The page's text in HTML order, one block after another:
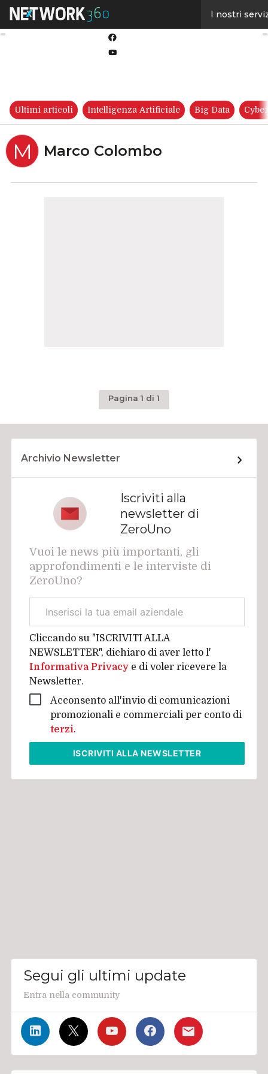
I nostri
Ultimi articoli Intelligenza Artificiale Big Data
M Marco Colombo
Pagina 1 di 1
Archivio Newsletter
Iscriviti alla
newsletter di
ZeroUno
Vuoi le news più importanti, gli
approfondimenti e le interviste di
ZeroUno?
aziendale
Cliccando su "ISCRIVITI ALLA
NEWSLETTER", dichiaro di aver letto l'
Informativa Privacy e di voler ricevere la
Newsletter.
Acconsento all'invio di comunicazioni
promozionali e commerciali per conto di
terzi.
ISCRIVITI ALLA NEWSLETTER
Segui gli ultimi update
Entra nella community